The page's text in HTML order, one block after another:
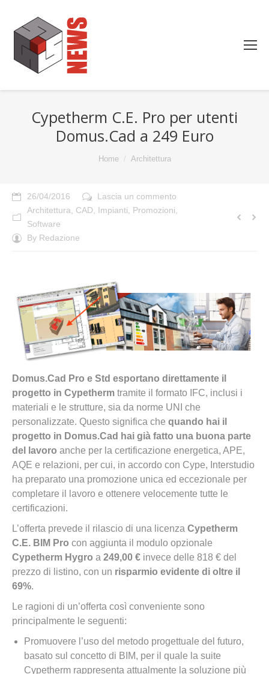
Cypetherm C.E. Pro per utenti
Domus.Cad a 249 Euro
Home Architettura
26/04/2016
Lascia un commento
Architettura
CAD Impianti Promozioni
Software
By Redazione
Domus.Cad Pro e Std esportano direttamente il
progetto in Cypetherm tramite il formato IFC, inclusi i
materiali e le strutture, sia da norme UNI che
personalizzate. Questo significa che quando hai il
progetto in Domus.Cad hai già fatto una buona parte
del lavoro anche per la certificazione energetica, APE,
AQE e relazioni, per cui, in accordo con Cype, Interstudio
ha preparato una promozione unica ed eccezionale per
completare il lavoro e ottenere velocemente tutte le
certificazioni.
L’offerta prevede il rilascio di una licenza Cypetherm
C.E. BIM Pro con aggiunta il modulo opzionale
Cypetherm Hygro a 249,00 € invece delle 818 € del
prezzo di listino, con un risparmio evidente di oltre il
69%.
Le ragioni di un’offerta così conveniente sono
principalmente le seguenti:
Promuovere l’uso del metodo progettuale del futuro,
basato sul concetto di BIM, per il quale la suite
Cypetherm rappresenta attualmente la soluzione più